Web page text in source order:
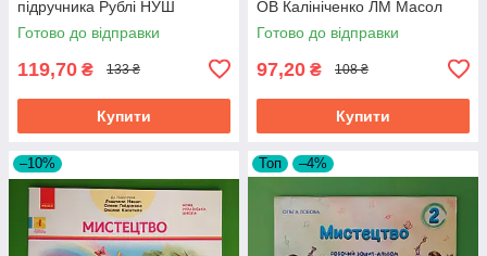
підручника Рублі НУШ
Шевченко
Готово до відправки
119,70 ₴ 133 ₴
Купити
ОВ Калініченко ЛМ Масол
Освіта
Готово до відправки
97,20 ₴ 108 ₴
Купити
–10% Топ –4%